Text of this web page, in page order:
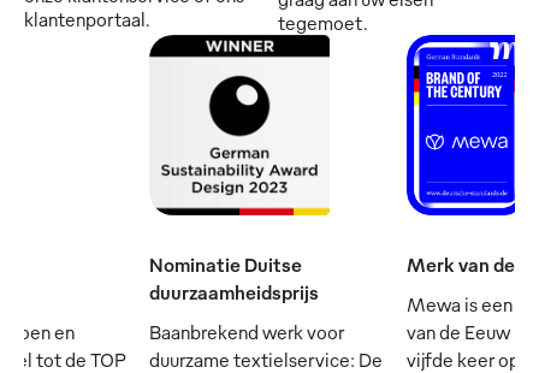
klantenportaal.
tegemoet.
en
tot de TOP
Nominatie Duitse
duurzaamheidsprijs
Baanbrekend werk voor
duurzame textielservice: De
Merk van de
Mewa is een
van de Eeuw -
vijfde keer op